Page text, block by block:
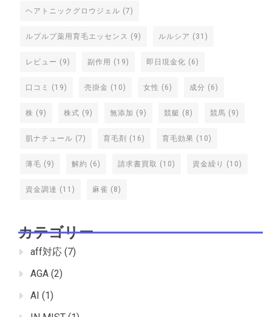
ヘアトニックグロウジェル (7)
ルプルプ薬用育毛エッセンス (9) ルルシア (31)
レビュー (9) 副作用 (19) 即日現金化 (6)
口コミ (19) 売掛金 (10) 女性 (6) 成分 (6)
株 (9) 株式 (9) 無添加 (9) 競艇 (8) 競馬 (9)
肌ナチュール (7) 育毛剤 (16) 育毛効果 (10)
薄毛 (9) 解約 (6) 請求書買取 (10) 資金繰り (10)
資金調達 (11) 麻雀 (8)
カテゴリー
aff対応 (7)
AGA (2)
AI (1)